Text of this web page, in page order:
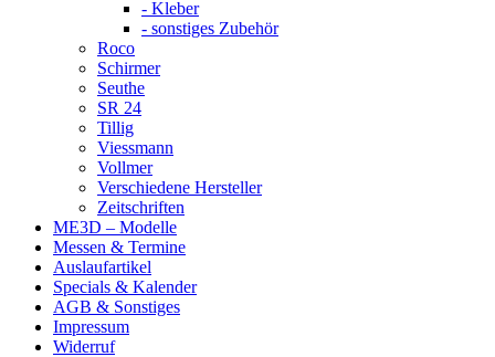
- Kleber
- sonstiges Zubehör
Roco
Schirmer
Seuthe
SR 24
Tillig
Viessmann
Vollmer
Verschiedene Hersteller
Zeitschriften
ME3D – Modelle
Messen & Termine
Auslaufartikel
Specials & Kalender
AGB & Sonstiges
Impressum
Widerruf